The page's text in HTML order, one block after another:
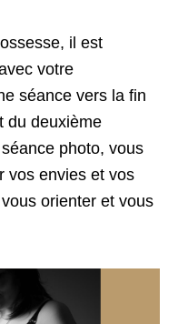
il est
votre
séance vers la fin
du deuxième
photo, vous
vos envies et vos
orienter et vous